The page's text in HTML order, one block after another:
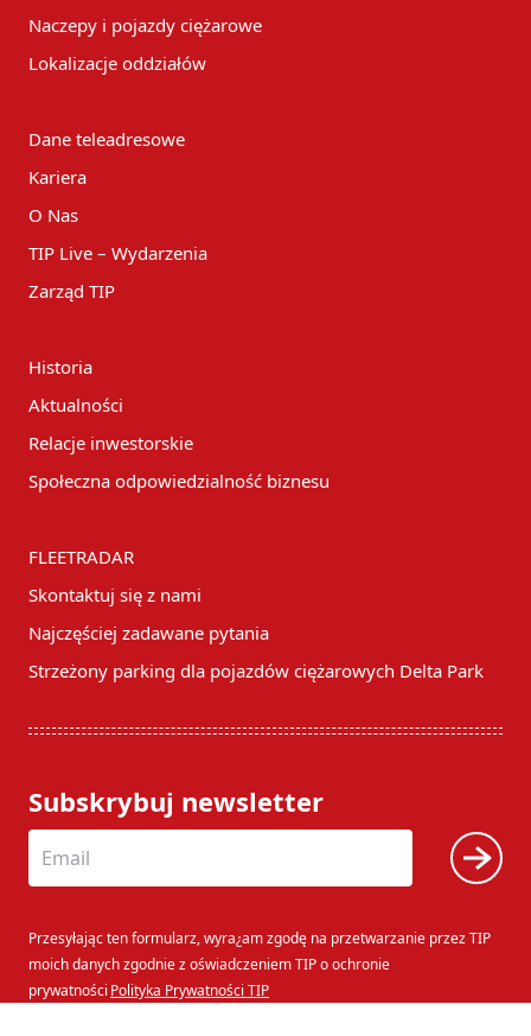
Naczepy i pojazdy ciężarowe
Lokalizacje oddziałów
Dane teleadresowe
Kariera
O Nas
TIP Live – Wydarzenia
Zarząd TIP
Historia
Aktualności
Relacje inwestorskie
Społeczna odpowiedzialność biznesu
FLEETRADAR
Skontaktuj się z nami
Najczęściej zadawane pytania
Strzeżony parking dla pojazdów ciężarowych Delta Park
Subskrybuj newsletter
Przesyłając ten formularz, wyra¿am zgodę na przetwarzanie przez TIP
moich danych zgodnie z oświadczeniem TIP o ochronie
prywatności Polityka Prywatności TIP